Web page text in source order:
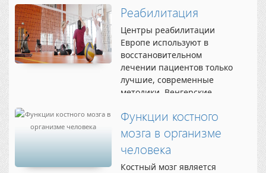
Реабилитация
Центры реабилитации
Европе используют в
восстановительном
лечении пациентов только
лучшие, современные
методики. Венгерские
проводят активное
сотрудничество с
ведущими мировыми
центрами реабилитации,
благодаря чему
Функции костного
мозга в организме
человека
Костный мозг является